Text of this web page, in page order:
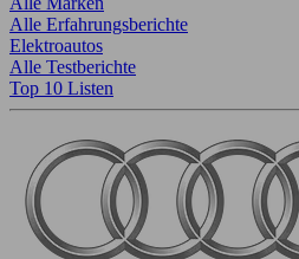
Alle Erfahrungsberichte
Elektroautos
Alle Testberichte
Top 10 Listen